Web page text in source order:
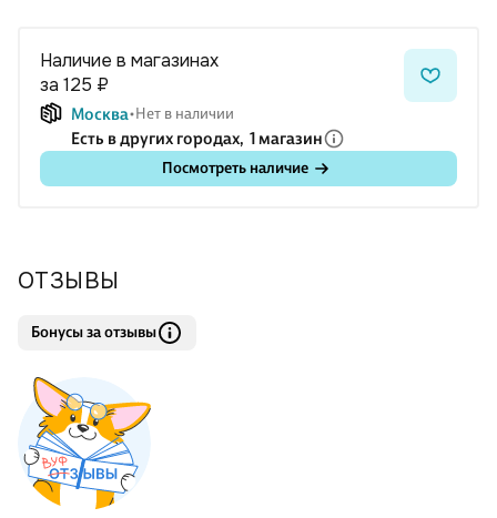
изучают в начальной школе и 7-х и 8-х классах. . . . . . . . . . . . . . . . . . . .
. . . . . . . . . . . . . . . . . . . . .
Наличие в магазинах
за 125 ₽
Москва Нет в наличии
Есть в других городах, 1 магазин
Посмотреть наличие
ОТЗЫВЫ
Бонусы за отзывы